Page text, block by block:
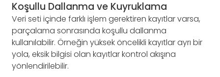
Koşullu Dallanma ve Kuyruklama
Veri seti içinde farklı işlem gerektiren kayıtlar varsa,
parçalama sonrasında koşullu dallanma
kullanılabilir. Örneğin yüksek öncelikli kayıtlar ayrı bir
yola, eksik bilgisi olan kayıtlar kontrol akışına
yönlendirilebilir.